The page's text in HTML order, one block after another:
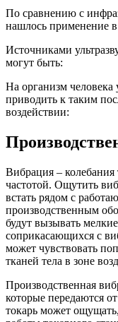
По сравнению с
нашлось применение в
Источниками
могут быть:
На организм человека
приводить к таким
воздействии:
Вибрация –
частотой. Ощутить
встать рядом с
производственным
будут вызывать
соприкасающихся с
может чувствовать
тканей тела в зоне
Производственная
которые передаются
токарь может